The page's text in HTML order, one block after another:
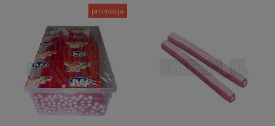
promocja